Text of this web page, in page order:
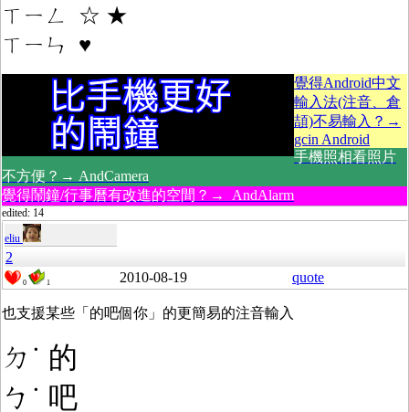
ㄒㄧㄥ ☆ ★
ㄒㄧㄣ ♥
覺得Android中文
輸入法(注音、倉
頡)不易輸入？→
gcin Android
手機照相看照片
不方便？→ AndCamera
覺得鬧鐘/行事曆有改進的空間？→ AndAlarm
edited: 14
eliu
2
0 1 2010-08-19 quote
也支援某些「的吧個你」的更簡易的注音輸入
ㄉ ˙ 的
ㄅ ˙ 吧